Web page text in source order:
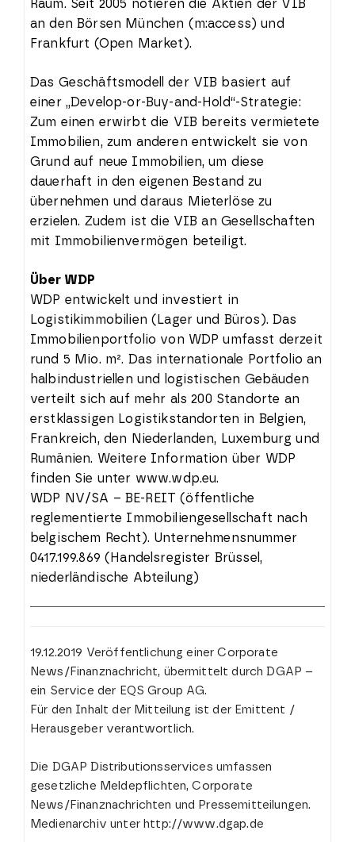
Raum. Seit 2005 notieren die Aktien der VIB
an den Börsen München (m:access) und
Frankfurt (Open Market).
Das Geschäftsmodell der VIB basiert auf
einer „Develop-or-Buy-and-Hold“-Strategie:
Zum einen erwirbt die VIB bereits vermietete
Immobilien, zum anderen entwickelt sie von
Grund auf neue Immobilien, um diese
dauerhaft in den eigenen Bestand zu
übernehmen und daraus Mieterlöse zu
erzielen. Zudem ist die VIB an Gesellschaften
mit Immobilienvermögen beteiligt.
Über WDP
WDP entwickelt und investiert in
Logistikimmobilien (Lager und Büros). Das
Immobilienportfolio von WDP umfasst derzeit
rund 5 Mio. m². Das internationale Portfolio an
halbindustriellen und logistischen Gebäuden
verteilt sich auf mehr als 200 Standorte an
erstklassigen Logistikstandorten in Belgien,
Frankreich, den Niederlanden, Luxemburg und
Rumänien. Weitere Information über WDP
finden Sie unter www.wdp.eu.
WDP NV/SA – BE-REIT (öffentliche
reglementierte Immobiliengesellschaft nach
belgischem Recht). Unternehmensnummer
0417.199.869 (Handelsregister Brüssel,
niederländische Abteilung)
19.12.2019 Veröffentlichung einer Corporate
News/Finanznachricht, übermittelt durch DGAP –
ein Service der EQS Group AG.
Für den Inhalt der Mitteilung ist der Emittent /
Herausgeber verantwortlich.
Die DGAP Distributionsservices umfassen
gesetzliche Meldepflichten, Corporate
News/Finanznachrichten und Pressemitteilungen.
Medienarchiv unter http://www.dgap.de